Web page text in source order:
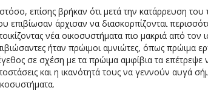
επίσης βρήκαν ότι μετά την κατάρρευση
επιβίωσαν άρχισαν να διασκορπίζονται
νέα οικοσυστήματα πιο μακριά από
ήταν πρώιμοι αμνιώτες, όπως πρώιμα
σε σχέση με τα πρώιμα αμφίβια τα επέτρεψε
και η ικανότητά τους να γεννούν αυγά